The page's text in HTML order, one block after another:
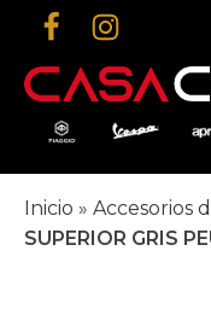
Inicio » Accesorios
SUPERIOR GRIS